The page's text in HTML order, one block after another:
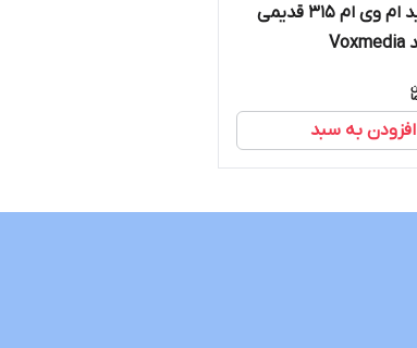
مانیتور اندروید ام وی ام 315 قدیمی
افزودن به سبد